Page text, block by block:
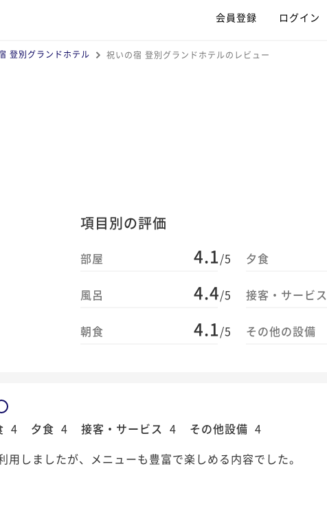
会員登録 ログイン
登別グランドホテル 祝いの宿 登別グランドホテルのレビュー
項目別の評価
部屋 4.1/5
風呂 4.4/5
朝食 4.1/5
夕食
接客・サービス
その他の設備
4 夕食 4 接客・サービス 4 その他設備 4
用しましたが、メニューも豊富で楽しめる内容でした。